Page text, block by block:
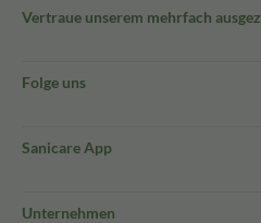
Vertraue unserem mehrfach
Folge uns
Sanicare App
Unternehmen